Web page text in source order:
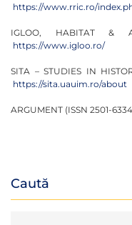
Caută
https://www.rric.ro/
IGLOO, HABITAT &
https://www.igloo.ro/
SITA – STUDIES IN
https://sita.uauim.ro/about
ARGUMENT (ISSN 2501-